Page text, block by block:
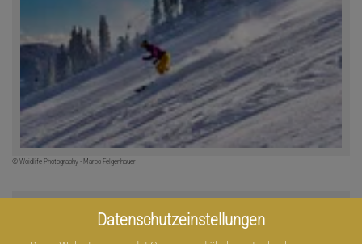
Datenschutzeinstellungen
© Woidlife Photography - Marco Felgenhauer